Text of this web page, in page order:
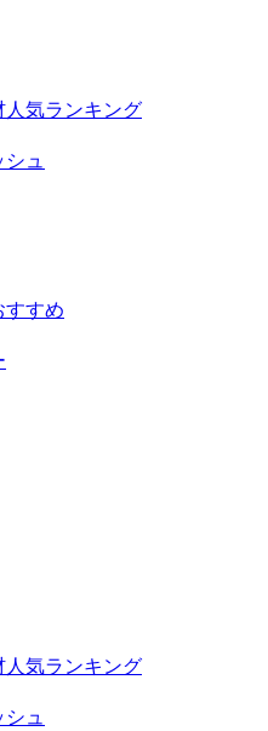
人気ランキング
ュ
すすめ
人気ランキング
ュ